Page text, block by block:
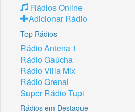
Rádios Online
Adicionar Rádio
Top Rádios
Rádio Antena 1
Rádio Gaúcha
Rádio Villa Mix
Rádio Grenal
Super Rádio Tupi
Rádios em Destaque